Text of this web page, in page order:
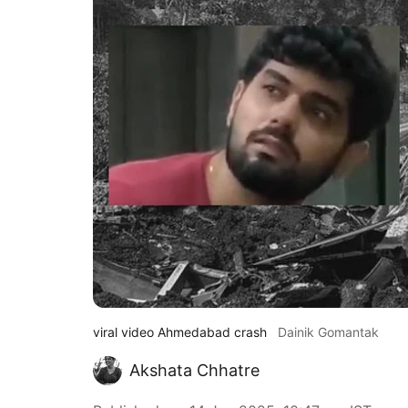
viral video Ahmedabad crash Dainik Gomantak
Akshata Chhatre